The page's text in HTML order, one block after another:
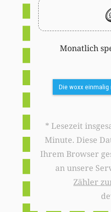
Monatlich
Die woxx
* Lesezeit
Minute. Diese
Ihrem Browser
an unsere
Zähler